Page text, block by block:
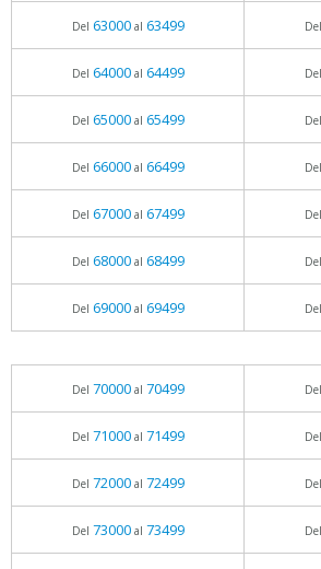
Del 63000al 63499 Del
Del 64000al 64499 Del
Del 65000al 65499 Del
Del 66000al 66499 Del
Del 67000al 67499 Del
Del 68000al 68499 Del
Del 69000al 69499 Del
Del 70000al 70499 Del
Del 71000al 71499 Del
Del 72000al 72499 Del
Del 73000al 73499 Del